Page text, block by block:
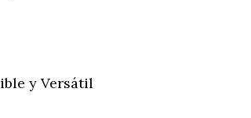
y Versátil